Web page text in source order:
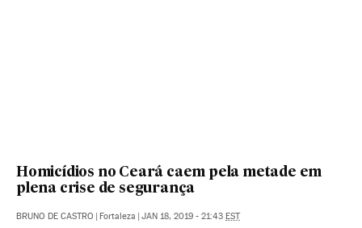
Homicídios no Ceará caem pela metade em
plena crise de segurança
BRUNO DE CASTRO | Fortaleza | JAN 18, 2019 - 21:43 EST